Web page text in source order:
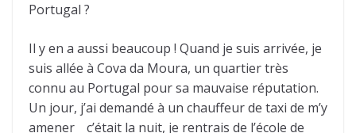
Portugal ?
Il y en a aussi beaucoup ! Quand je suis arrivée, je
suis allée à Cova da Moura, un quartier très
connu au Portugal pour sa mauvaise réputation.
Un jour, j’ai demandé à un chauffeur de taxi de m’y
amener _ c’était la nuit, je rentrais de l’école de